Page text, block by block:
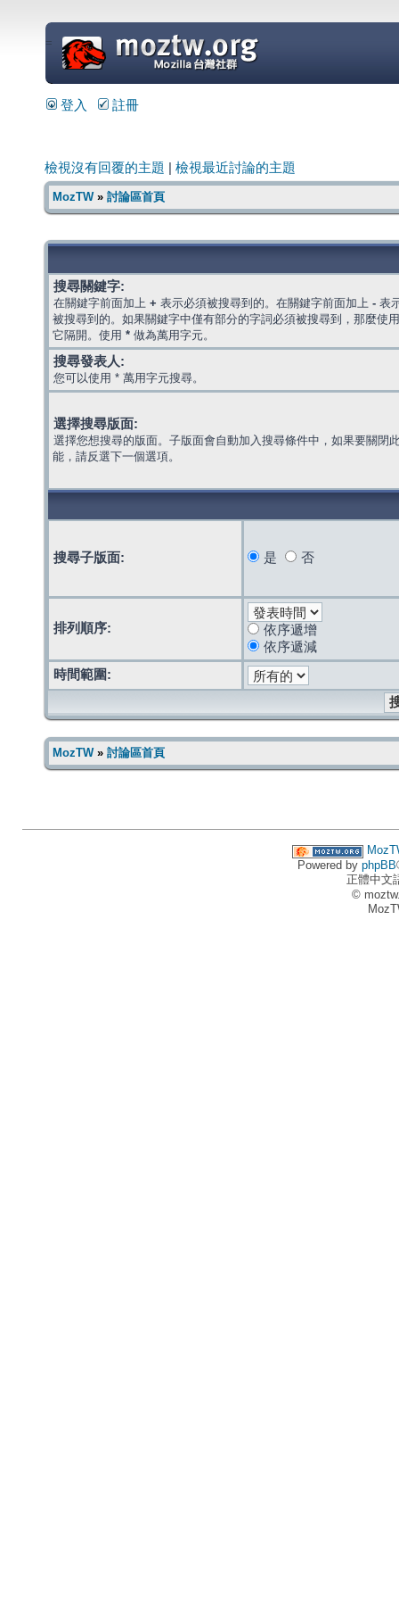
=
登入 註冊
檢視沒有回覆的主題 檢視最近討論的主題
MozTW» 討論區首頁
搜尋關鍵字:
在關鍵字前面加上 + 表示必須被搜尋到的。在關鍵字前面加上 - 表
被搜尋到的。如果關鍵字中僅有部分的字詞必須被搜尋到，那麼使
它隔開。使用 * 做為萬用字元。
搜尋發表人:
您可以使用 * 萬用字元搜尋。
選擇搜尋版面:
選擇您想搜尋的版面。子版面會自動加入搜尋條件中，如果要關閉
能，請反選下一個選項。
搜尋子版面: 是 否
排列順序:
依序遞增
依序遞減
時間範圍:
MozTW» 討論區首頁
Powered by phpBB
正體中文
©